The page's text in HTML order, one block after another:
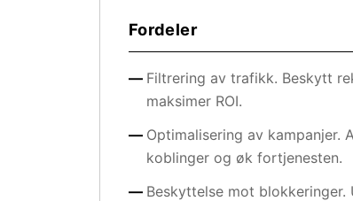
Fordeler
Filtrering av trafikk. Beskytt
maksimer ROI.
Optimalisering av kampanjer.
koblinger og øk fortjenesten.
Beskyttelse mot